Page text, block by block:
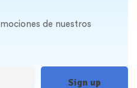
de nuestros